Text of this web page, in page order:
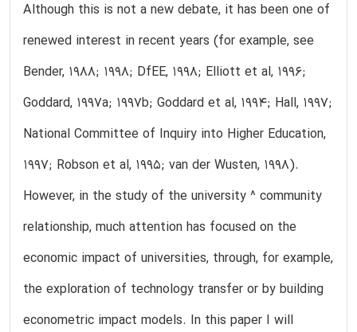
Although this is not a new debate, it has been one of
renewed interest in recent years (for example, see
Bender, 1988; 1998; DfEE, 1998; Elliott et al, 1996;
Goddard, 1997a; 1997b; Goddard et al, 1994; Hall, 1997;
National Committee of Inquiry into Higher Education,
1997; Robson et al, 1995; van der Wusten, 1998).
However, in the study of the university ^ community
relationship, much attention has focused on the
economic impact of universities, through, for example,
the exploration of technology transfer or by building
econometric impact models. In this paper I will